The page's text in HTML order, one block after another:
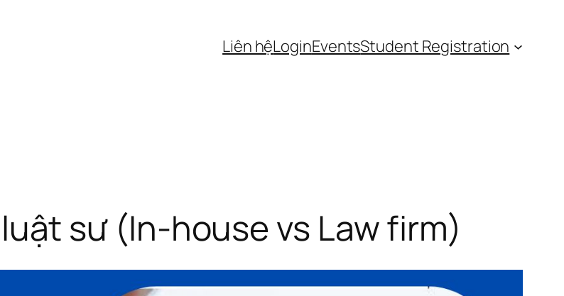
Liên hệLoginEventsStudent Registration
sư (In-house vs Law firm)